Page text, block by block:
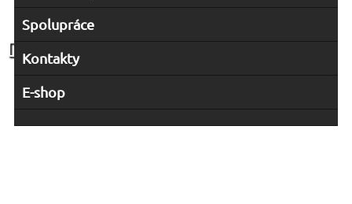
Spolupráce
Kontakty
E-shop
Drumcon